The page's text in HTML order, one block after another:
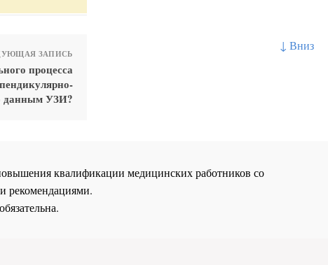
↓ Вниз
ЗАПИСЬ
процесса
данным УЗИ?
квалификации медицинских работников со
рекомендациями.